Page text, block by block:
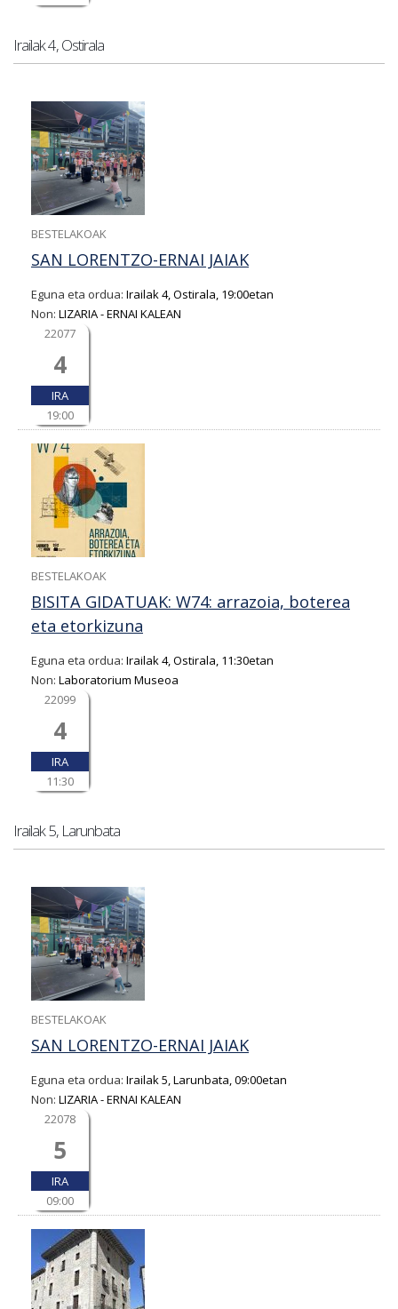
Irailak 4, Ostirala
BESTELAKOAK
SAN LORENTZO-ERNAI JAIAK
Eguna eta ordua: Irailak 4, Ostirala, 19:00etan
Non: LIZARIA - ERNAI KALEAN
22077
4
IRA
19:00
BESTELAKOAK
BISITA GIDATUAK: W74: arrazoia, boterea
eta etorkizuna
Eguna eta ordua: Irailak 4, Ostirala, 11:30etan
Non: Laboratorium Museoa
22099
4
IRA
11:30
Irailak 5, Larunbata
BESTELAKOAK
SAN LORENTZO-ERNAI JAIAK
Eguna eta ordua: Irailak 5, Larunbata, 09:00etan
Non: LIZARIA - ERNAI KALEAN
22078
5
IRA
09:00